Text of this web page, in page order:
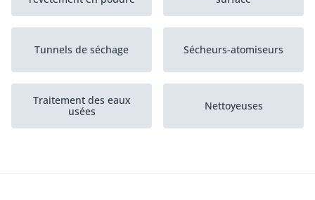
Tunnels de séchage Sécheurs-atomiseurs
Traitement des eaux
usées
Nettoyeuses